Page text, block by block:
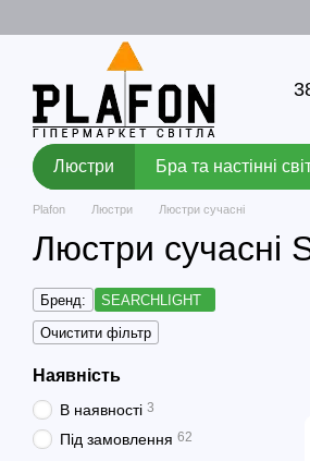
Люстри Бра та настінні
Plafon Люстри Люстри сучасні
Люстри сучасні
Бренд:
SEARCHLIGHT
Очистити фільтр
Наявність
В наявності 3
Під замовлення 62